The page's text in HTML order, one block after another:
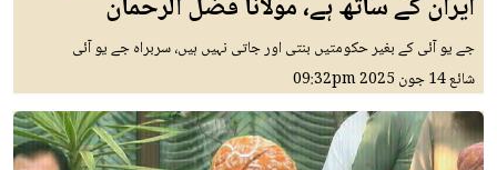
جے یو آئی کے بغیر حکومتیں بنتی اور جاتی نہیں ہیں، سربراہ جے یو آئی
شائع14 جون 2025 09:32pm